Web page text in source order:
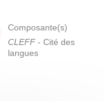
Composante(s)
CLEFF - Cité des
langues